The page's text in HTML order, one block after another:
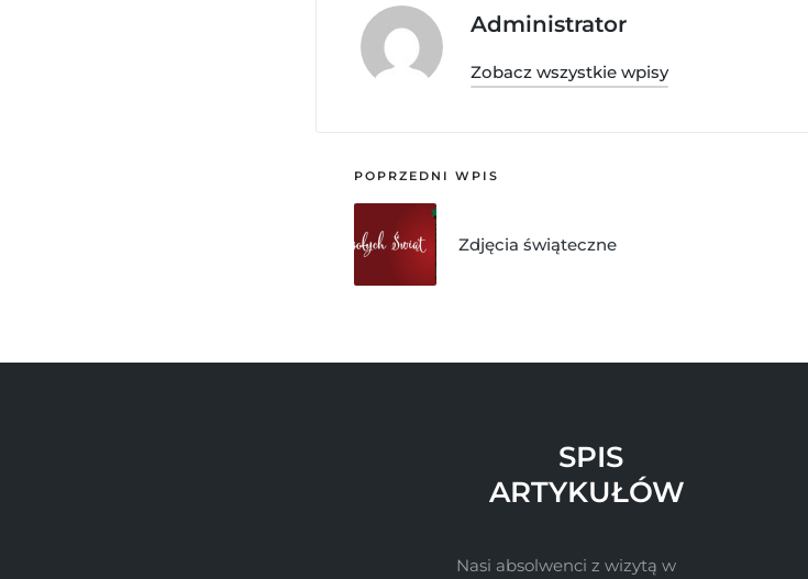
Administrator
Zobacz wszystkie wpisy
POPRZEDNI WPIS
Zdjęcia świąteczne
SPIS
ARTYKUŁÓW
Nasi absolwenci z wizytą w